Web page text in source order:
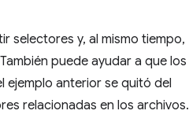
selectores y, al mismo tiempo,
puede ayudar a que los
ejemplo anterior se quitó del
relacionadas en los archivos.